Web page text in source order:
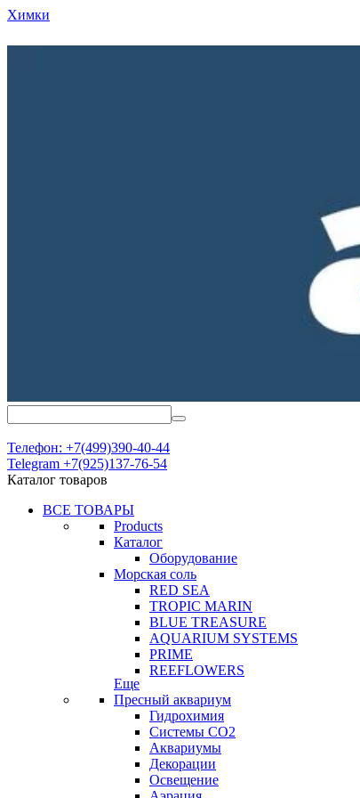
Химки
Телефон: +7(499)390-40-44
Telegram +7(925)137-76-54
Каталог товаров
ВСЕ ТОВАРЫ
Products
Каталог
Оборудование
Морская соль
RED SEA
TROPIC MARIN
BLUE TREASURE
AQUARIUM SYSTEMS
PRIME
REEFLOWERS
Еще
Пресный аквариум
Гидрохимия
Системы СО2
Аквариумы
Декорации
Освещение